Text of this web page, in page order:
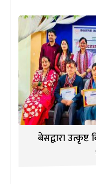
बेसद्वारा उत्कृष्ट